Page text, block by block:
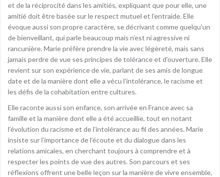
et de la réciprocité dans les amitiés, expliquant que pour elle, une
amitié doit être basée sur le respect mutuel et l’entraide. Elle
évoque aussi son propre caractère, se décrivant comme quelqu’un
de bienveillant, qui parle beaucoup mais n’est ni agressive ni
rancunière. Marie préfère prendre la vie avec légèreté, mais sans
jamais perdre de vue ses principes de tolérance et d’ouverture. Elle
revient sur son expérience de vie, parlant de ses amis de longue
date et de la manière dont elle a vécu l’intolérance, le racisme et
les défis de la cohabitation entre cultures.
Elle raconte aussi son enfance, son arrivée en France avec sa
famille et la manière dont elle a été accueillie, tout en notant
l’évolution du racisme et de l’intolérance au fil des années. Marie
insiste sur l’importance de l’écoute et du dialogue dans les
relations amicales, en cherchant toujours à comprendre et à
respecter les points de vue des autres. Son parcours et ses
réflexions offrent une belle leçon sur la manière de vivre ensemble,